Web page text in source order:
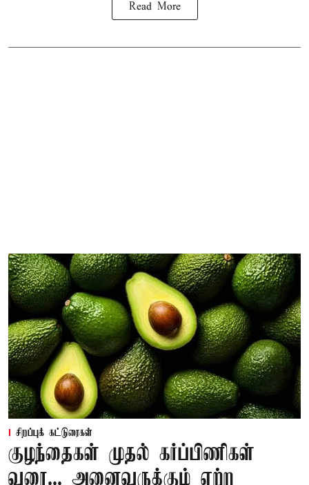
Read More
சிறப்புக் கட்டுரைகள்
குழந்தைகள் முதல் கர்ப்பிணிகள்
வரை... அனைவருக்கும் ஏற்ற